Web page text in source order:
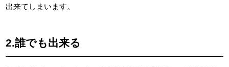
出来てしまいます。
2.誰でも出来る